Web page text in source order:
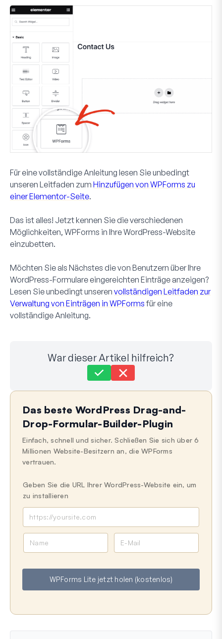
Für eine vollständige Anleitung lesen Sie unbedingt
unseren Leitfaden zum Hinzufügen von WPForms zu
einer Elementor-Seite.
Das ist alles! Jetzt kennen Sie die verschiedenen
Möglichkeiten, WPForms in Ihre WordPress-Website
einzubetten.
Möchten Sie als Nächstes die von Benutzern über Ihre
WordPress-Formulare eingereichten Einträge anzeigen?
Lesen Sie unbedingt unseren vollständigen Leitfaden zur
Verwaltung von Einträgen in WPFormsfür eine
vollständige Anleitung.
War dieser Artikel hilfreich?
Immer noch festgefahren?
Zuletzt aktualisiert am 26. Mai 2026
Das beste WordPress Drag-and-
Drop-Formular-Builder-Plugin
Einfach, schnell und sicher. Schließen Sie sich über 6
Millionen Website-Besitzern an, die WPForms
vertrauen.
Geben Sie die URL Ihrer WordPress-Website ein, um
zu installieren
e
a
i
l
WPForms Lite jetzt holen (kostenlos)